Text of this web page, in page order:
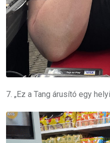
7. „Ez a Tang árusító egy